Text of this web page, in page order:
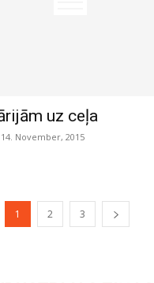
uz ceļa
14. November, 2015
1 2 3